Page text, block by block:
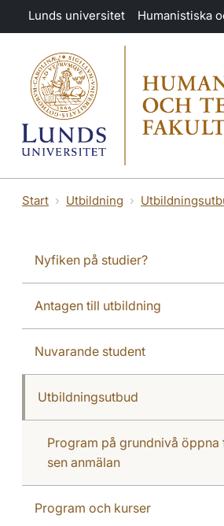
Hoppa till huvudinnehåll
Lunds universitet Humanistiska
Start Utbildning
Nyfiken på studier?
Antagen till utbildning
Nuvarande student
Utbildningsutbud
Program på grundnivå öppna
sen anmälan
Program och kurser